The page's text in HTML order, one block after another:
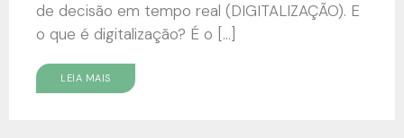
de decisão em tempo real (DIGITALIZAÇÃO). E
o que é digitalização? É o […]
LEIA MAIS